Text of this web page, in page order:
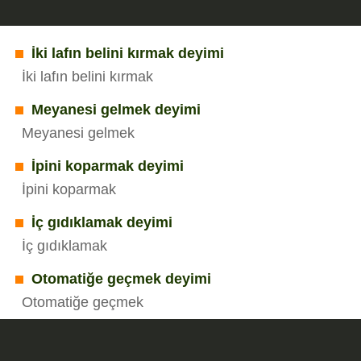
İki lafın belini kırmak deyimi
İki lafın belini kırmak
Meyanesi gelmek deyimi
Meyanesi gelmek
İpini koparmak deyimi
İpini koparmak
İç gıdıklamak deyimi
İç gıdıklamak
Otomatiğe geçmek deyimi
Otomatiğe geçmek